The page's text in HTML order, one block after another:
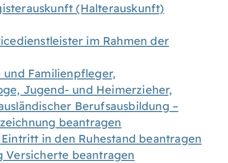
(Halterauskunft)
im Rahmen der
Familienpfleger,
Jugend- und Heimerzieher,
Berufsausbildung –
beantragen
in den Ruhestand beantragen
Versicherte beantragen